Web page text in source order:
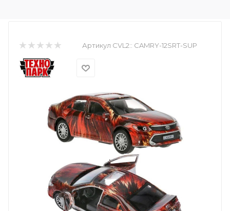
Артикул CVL2:: CAMRY-12SRT-SUP